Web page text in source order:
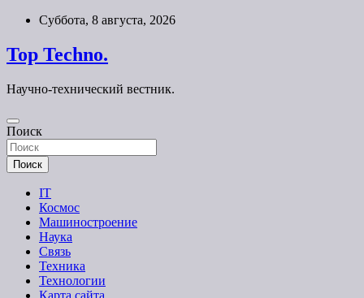
Перейти
содержимому
Суббота, 8 августа, 2026
Top Techno.
Научно-технический вестник.
Поиск
Поиск
IT
Космос
Машиностроение
Наука
Связь
Техника
Технологии
Карта сайта